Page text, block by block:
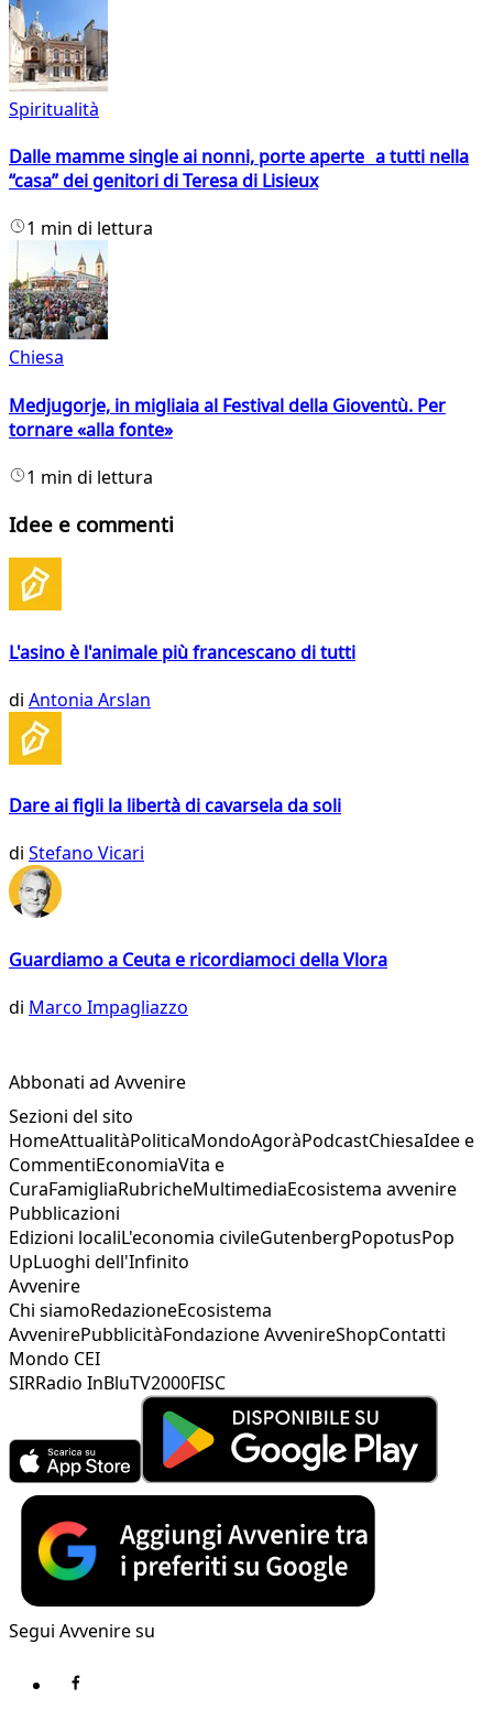
Spiritualità
Dalle mamme single ai nonni, porte aperte a tutti nella
“casa” dei genitori di Teresa di Lisieux
1 min di lettura
Chiesa
Medjugorje, in migliaia al Festival della Gioventù. Per
tornare «alla fonte»
1 min di lettura
Idee e commenti
L'asino è l'animale più francescano di tutti
di Antonia Arslan
Dare ai figli la libertà di cavarsela da soli
di Stefano Vicari
Guardiamo a Ceuta e ricordiamoci della Vlora
di Marco Impagliazzo
Abbonati ad Avvenire
Sezioni del sito
HomeAttualitàPoliticaMondoAgoràPodcastChiesaIdee e
CommentiEconomiaVita e
CuraFamigliaRubricheMultimediaEcosistema avvenire
Pubblicazioni
Edizioni localiL'economia civileGutenbergPopotusPop
UpLuoghi dell'Infinito
Avvenire
Chi siamoRedazioneEcosistema
AvvenirePubblicitàFondazione AvvenireShopContatti
Mondo CEI
SIRRadio InBluTV2000FISC
Segui Avvenire su